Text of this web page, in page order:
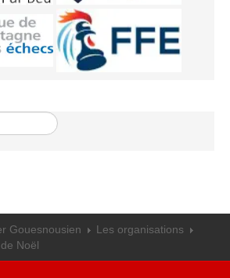
Gouesnousien
Les organisations
Noël